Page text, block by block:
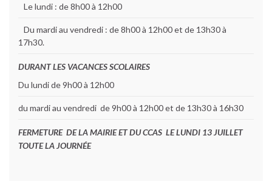
Le lundi : de 8h00 à 12h00
Du mardi au vendredi : de 8h00 à 12h00 et de 13h30 à
17h30.
DURANT LES VACANCES SCOLAIRES
Du lundi de 9h00 à 12h00
du mardi au vendredi de 9h00 à 12h00 et de 13h30 à 16h30
FERMETURE DE LA MAIRIE ET DU CCAS LE LUNDI 13 JUILLET
TOUTE LA JOURNÉE